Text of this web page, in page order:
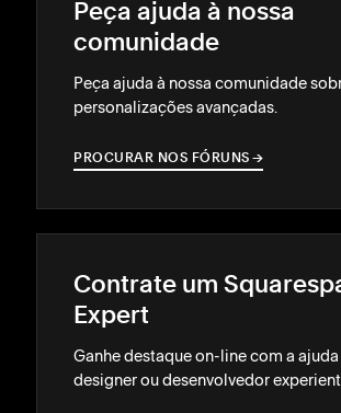
Peça ajuda à nossa
comunidade
Peça ajuda à nossa comunidade
personalizações avançadas.
PROCURAR NOS FÓRUNS →
→
Contrate um
Expert
Ganhe destaque on-line com a ajuda
designer ou desenvolvedor